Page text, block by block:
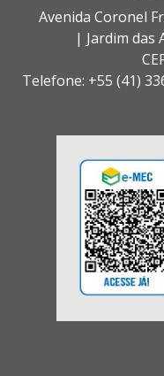
Avenida Coronel
| Jardim das
Telefone: +55 (41)